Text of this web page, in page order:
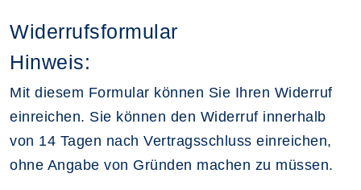
Widerrufsformular
Hinweis:
Mit diesem Formular können Sie Ihren Widerruf
einreichen. Sie können den Widerruf innerhalb
von 14 Tagen nach Vertragsschluss einreichen,
ohne Angabe von Gründen machen zu müssen.